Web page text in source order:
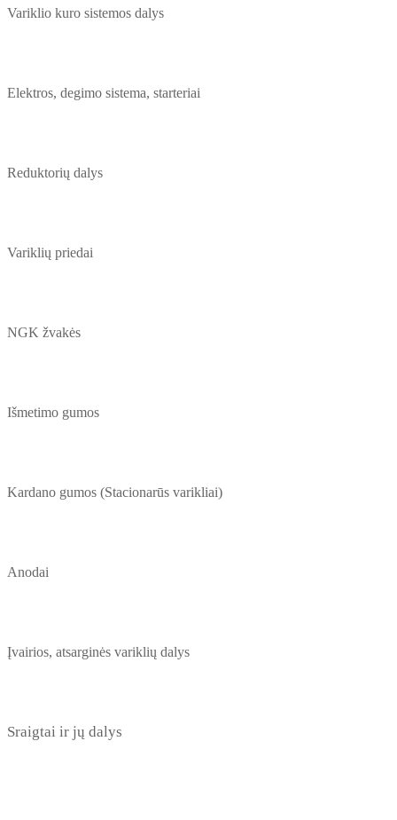
Variklio kuro sistemos dalys
Elektros, degimo sistema, starteriai
Reduktorių dalys
Variklių priedai
NGK žvakės
Išmetimo gumos
Kardano gumos (Stacionarūs varikliai)
Anodai
Įvairios, atsarginės variklių dalys
Sraigtai ir jų dalys